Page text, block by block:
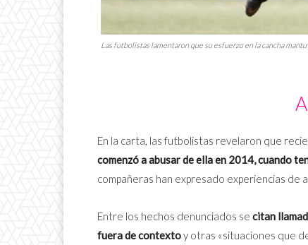
Las futbolistas lamentaron que su esfuerzo en la cancha
En la carta, las futbolistas revelaron que
comenzó a abusar de ella en 2014, cuando
compañeras han expresado experiencias de
Entre los hechos denunciados se citan
fuera de contextoy otras «situaciones que